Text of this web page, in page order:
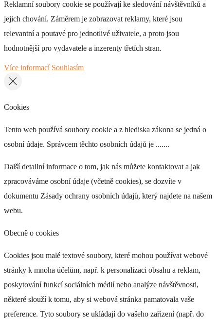
Reklamní soubory cookie se používají ke sledování návštěvníků a
jejich chování. Záměrem je zobrazovat reklamy, které jsou
relevantní a poutavé pro jednotlivé uživatele, a proto jsou
hodnotnější pro vydavatele a inzerenty třetích stran.
Více informací Souhlasím
Cookies
Tento web používá soubory cookie a z hlediska zákona se jedná o
osobní údaje. Správcem těchto osobních údajů je .......
Další detailní informace o tom, jak nás můžete kontaktovat a jak
zpracováváme osobní údaje (včetně cookies), se dozvíte v
dokumentu Zásady ochrany osobních údajů, který najdete na našem
webu.
Obecně o cookies
Cookies jsou malé textové soubory, které mohou používat webové
stránky k mnoha účelům, např. k personalizaci obsahu a reklam,
poskytování funkcí sociálních médií nebo analýze návštěvnosti,
některé slouží k tomu, aby si webová stránka pamatovala vaše
preference. Tyto soubory se ukládají do vašeho zařízení (např. do